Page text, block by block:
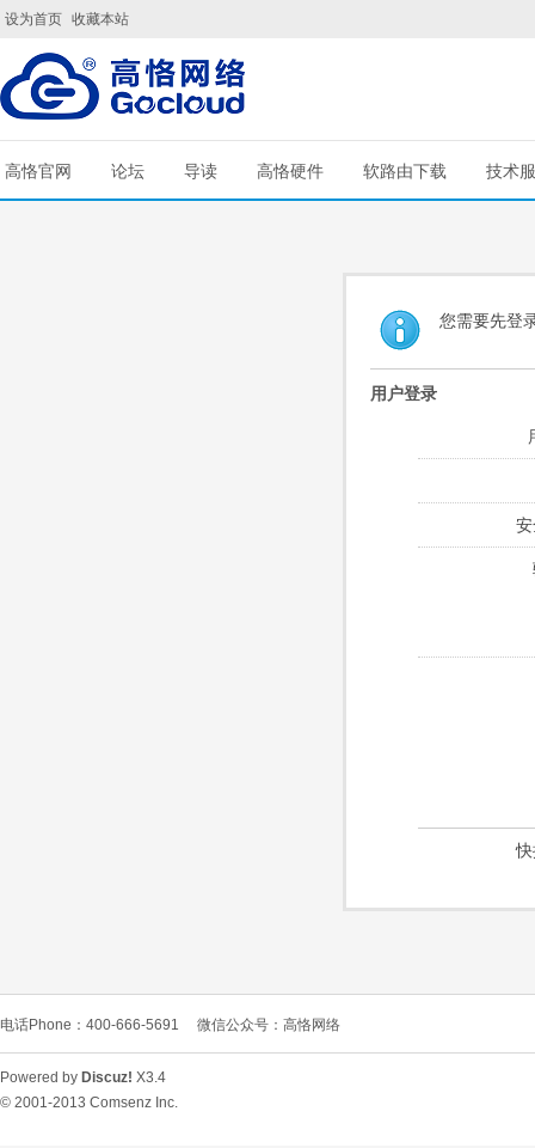
设为首页 收藏本站
高恪官网 论坛 导读 高恪硬件 软路由下载 技术
您需要先登
用户登录
电话Phone：400-666-5691 微信公众号：高恪网络
Powered by Discuz! X3.4
© 2001-2013 Comsenz Inc.